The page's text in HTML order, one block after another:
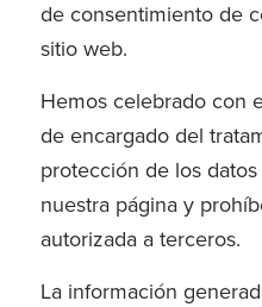
de consentimiento de
sitio web.
Hemos celebrado con
de encargado del
protección de los
nuestra página y
autorizada a terceros.
La información